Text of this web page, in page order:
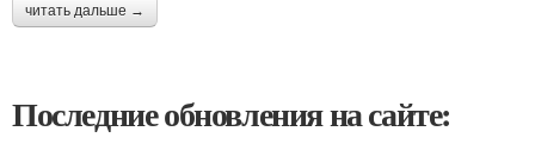
читать дальше →
Последние обновления на сайте: